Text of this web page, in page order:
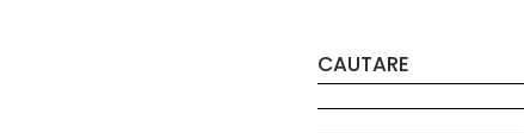
CAUTARE